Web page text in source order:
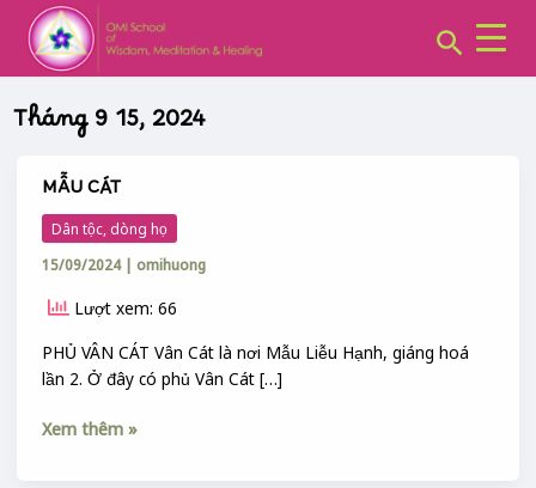
content
Search
Tháng 9 15, 2024
MẪU CÁT
Dân tộc, dòng họ
15/09/2024 | omihuong
Lượt xem: 66
PHỦ VÂN CÁT Vân Cát là nơi Mẫu Liễu Hạnh, giáng hoá
lần 2. Ở đây có phủ Vân Cát […]
MẪU
CÁT
Xem thêm »
CHUYÊN
MỤC: